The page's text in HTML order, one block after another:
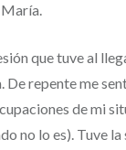
María.
que tuve al
De repente me
de mi
no lo es). Tuve